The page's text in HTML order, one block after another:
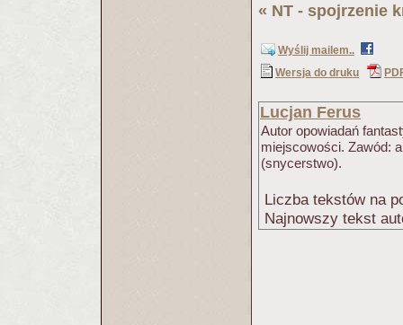
« NT - spojrzenie
Wyślij mailem..
Wersja do druku
Lucjan Ferus
Autor opowiadań
miejscowości. Zawód:
(snycerstwo).
Liczba tekstów na
Najnowszy tekst